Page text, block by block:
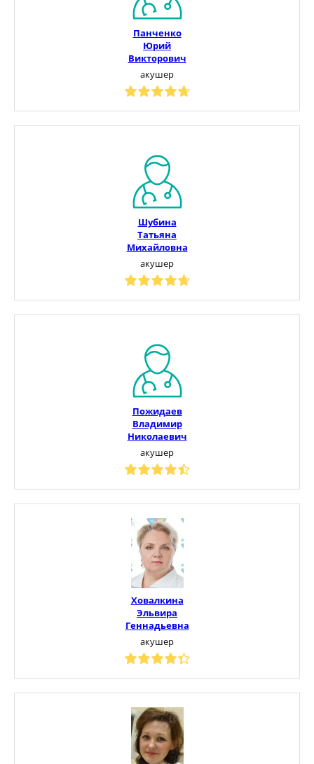
Панченко
Юрий
Викторович
акушер
Шубина
Татьяна
Михайловна
акушер
Пожидаев
Владимир
Николаевич
акушер
Ховалкина
Эльвира
Геннадьевна
акушер